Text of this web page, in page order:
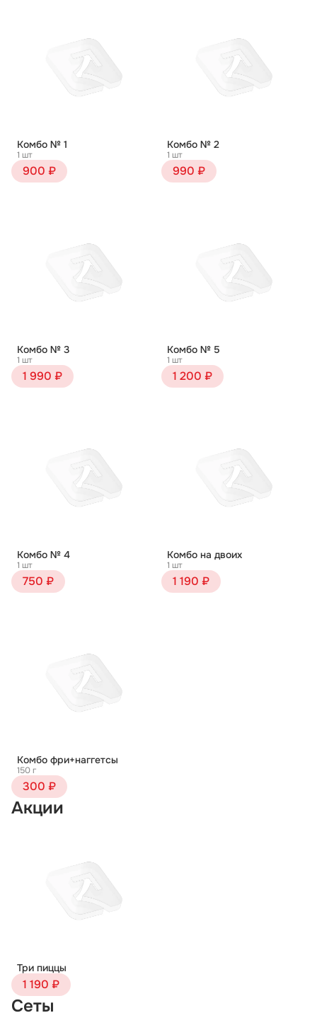
Комбо № 1
1 шт
900 ₽
Комбо № 2
1 шт
990 ₽
Комбо № 3
1 шт
1 990 ₽
Комбо № 5
1 шт
1 200 ₽
Комбо № 4
1 шт
750 ₽
Комбо на двоих
1 шт
1 190 ₽
Комбо фри+наггетсы
150 г
300 ₽
Акции
Три пиццы
1 190 ₽
Сеты